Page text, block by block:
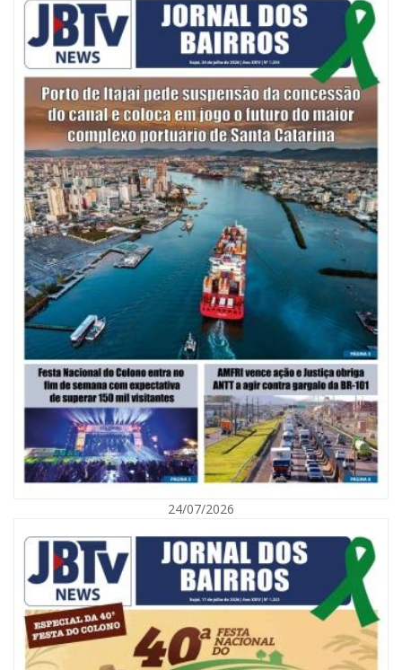
08/08/2026 | 07:00
Saúde de BC abre inscrições para Oficina Regional de Qualidade em
Vigilância Sanitária
PENHA
24/07/2026